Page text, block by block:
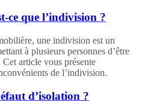
ce que l’indivision ?
une indivision est un
à plusieurs personnes d’être
article vous présente
de l’indivision.
d’isolation ?